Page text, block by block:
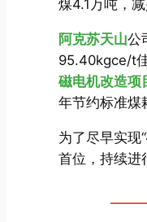
煤4.1万吨，
阿克苏天山公
95.40kgce/t
磁电机改造项
年节约标准煤
为了尽早实现
首位，持续进